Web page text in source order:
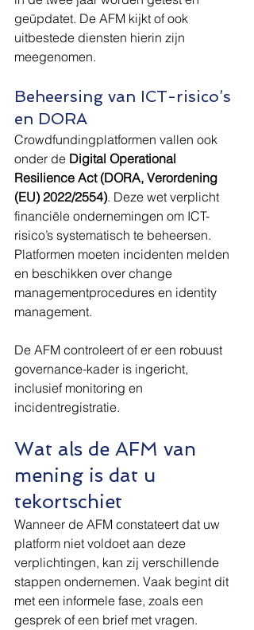
geüpdatet. De AFM kijkt of ook
uitbestede diensten hierin zijn
meegenomen.
Beheersing van ICT-risico’s
en DORA
Crowdfundingplatformen vallen ook
onder de Digital Operational
Resilience Act (DORA, Verordening
(EU) 2022/2554). Deze wet verplicht
financiële ondernemingen om ICT-
risico’s systematisch te beheersen.
Platformen moeten incidenten melden
en beschikken over change
managementprocedures en identity
management.
De AFM controleert of er een robuust
governance-kader is ingericht,
inclusief monitoring en
incidentregistratie.
Wat als de AFM van
mening is dat u
tekortschiet
Wanneer de AFM constateert dat uw
platform niet voldoet aan deze
verplichtingen, kan zij verschillende
stappen ondernemen. Vaak begint dit
met een informele fase, zoals een
gesprek of een brief met vragen.